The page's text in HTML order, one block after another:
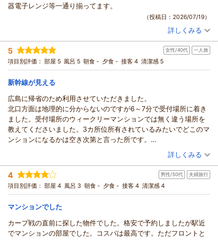
器電子レンジ等一通り揃ってます。
（投稿日：2026/07/19）
投稿者： しゅんさん(男性/60代)
宿泊プラン： チェックイン21:00まで限定【喫煙】★セミダブル2名様までプ
ラン★
セミダブル 食事なし
宿泊価格帯： 10,001～11,000円(大人一人あたり/税込)
しゅん様
この度は当館をご利用いただきありがとうございます。
受付は予約サイトやホームページに記載の通りで、宿泊棟はプ
ランによって異なる場合がありますが、受付から徒歩3分圏内
にございます。
お部屋の設備はご指摘の通り、バス・トイレ別で簡易的な家電
製品をご用意しております。
（返信日：2026/07/24）
詳しくみる
5 女性/40代 一人旅
項目別評価： 部屋 5 風呂 5 朝食 - 夕食 - 接客 4 清潔感 5
新幹線が見える
広島に帰省のため利用させていただきました。
北口方面は地理的に分からないのですが6～7分で受付場所に着き
ました。受付場所のウィークリーマンションでは無く違う場所を
教えてくださいました。3カ所位所有されているみたいでどこのマ
ンションになるかは空き次第と言った所です。
ビジネスホテルと違って1kで部屋も8畳くらいあると思います。
景色は新幹線の線路がありました。4階だと見上げて車体の上部が
見えるような感じでした。もっと上の階だとしっかり見えるのだ
と思います。特にうるさい感じは無かったです。
（投稿日：2026/06/18）
宿泊時期： 2026年06月宿泊 (一人旅)
投稿者： さっちゃんさん
宿泊プラン： チェックイン21:00まで限定【喫煙】★ハイグレードシングル
プラン★
シングル 食事なし
宿泊価格帯： 7,001～8,000円(大人一人あたり/税込)
詳しくみる
4 男性/50代 夫婦旅行
項目別評価： 部屋 4 風呂 3 朝食 - 夕食 - 接客 4 清潔感 4
マンションでした
カープ戦の直前に探した物件でした。格安で予約しましたが駅近
でマンションの部屋でした。コスパは最高です。ただフロントと